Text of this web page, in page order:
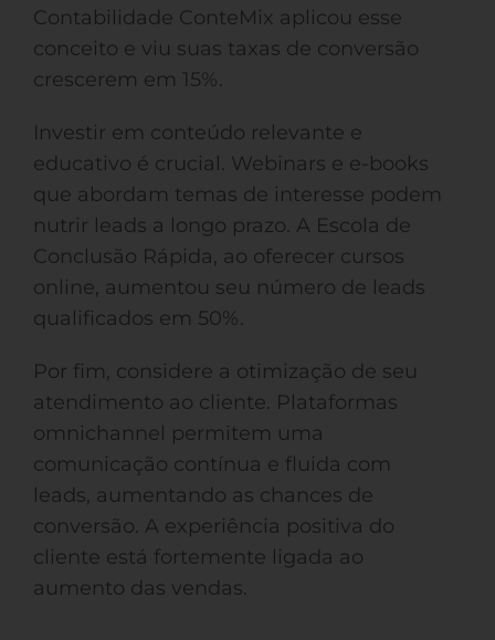
Contabilidade ConteMix aplicou esse
conceito e viu suas taxas de conversão
crescerem em 15%.
Investir em conteúdo relevante e
educativo é crucial. Webinars e e-books
que abordam temas de interesse podem
nutrir leads a longo prazo. A Escola de
Conclusão Rápida, ao oferecer cursos
online, aumentou seu número de leads
qualificados em 50%.
Por fim, considere a otimização de seu
atendimento ao cliente. Plataformas
omnichannel permitem uma
comunicação contínua e fluida com
leads, aumentando as chances de
conversão. A experiência positiva do
cliente está fortemente ligada ao
aumento das vendas.